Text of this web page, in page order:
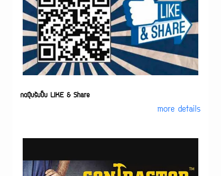
กดปุ๊บรับปั๊บ LIKE & Share
more details